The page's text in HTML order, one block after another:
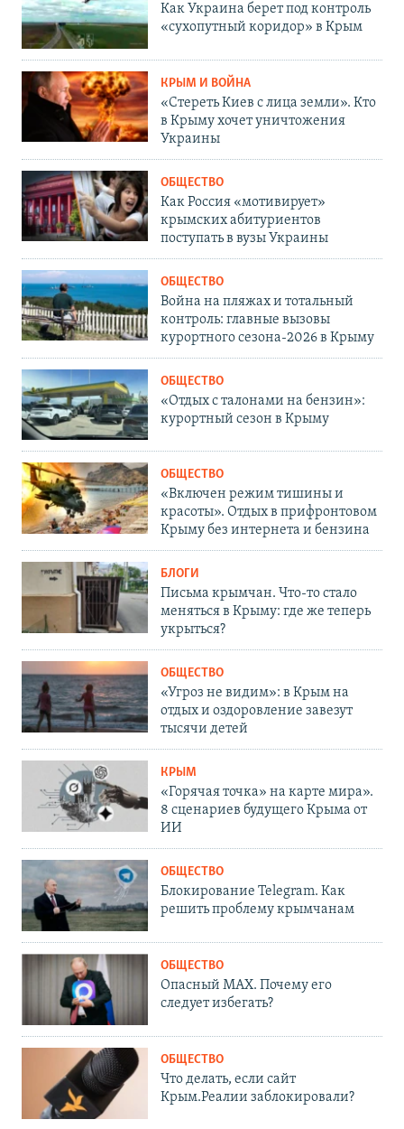
Как Украина берет под контроль
«сухопутный коридор» в Крым
КРЫМ И ВОЙНА
«Стереть Киев с лица земли». Кто
в Крыму хочет уничтожения
Украины
ОБЩЕСТВО
Как Россия «мотивирует»
крымских абитуриентов
поступать в вузы Украины
ОБЩЕСТВО
Война на пляжах и тотальный
контроль: главные вызовы
курортного сезона-2026 в Крыму
ОБЩЕСТВО
«Отдых с талонами на бензин»:
курортный сезон в Крыму
ОБЩЕСТВО
«Включен режим тишины и
красоты». Отдых в прифронтовом
Крыму без интернета и бензина
БЛОГИ
Письма крымчан. Что-то стало
меняться в Крыму: где же теперь
укрыться?
ОБЩЕСТВО
«Угроз не видим»: в Крым на
отдых и оздоровление завезут
тысячи детей
КРЫМ
«Горячая точка» на карте мира».
8 сценариев будущего Крыма от
ИИ
ОБЩЕСТВО
Блокирование Telegram. Как
решить проблему крымчанам
ОБЩЕСТВО
Опасный MAX. Почему его
следует избегать?
ОБЩЕСТВО
Что делать, если сайт
Крым.Реалии заблокировали?